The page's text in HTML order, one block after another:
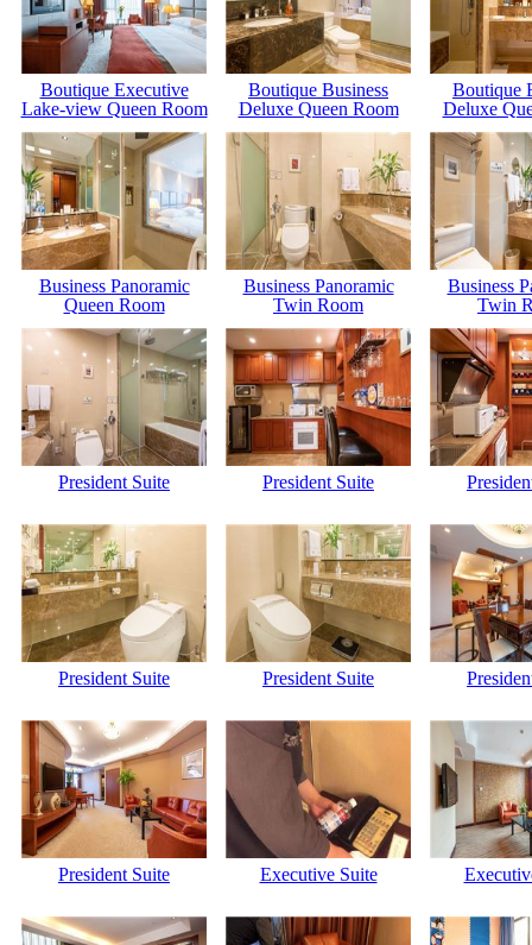
Boutique Executive
Lake-view Queen Room
Boutique Business
Deluxe Queen Room
Boutique
Deluxe
Business Panoramic
Queen Room
Business Panoramic
Twin Room
Business
Twin
President Suite President Suite
President Suite President Suite
President Suite Executive Suite